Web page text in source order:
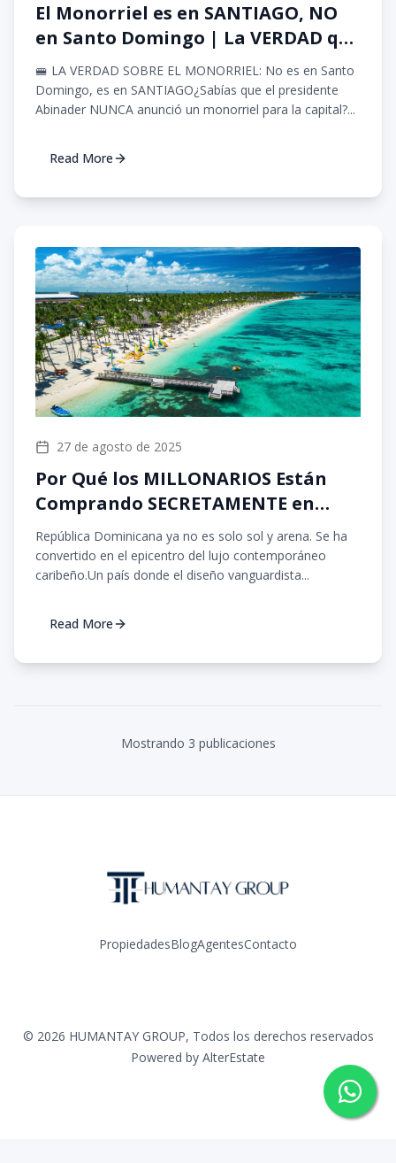
El Monorriel es en SANTIAGO, NO
en Santo Domingo | La VERDAD que
nadie te cuenta
🚝 LA VERDAD SOBRE EL MONORRIEL: No es en Santo
Domingo, es en SANTIAGO¿Sabías que el presidente
Abinader NUNCA anunció un monorriel para la capital?...
Read More
27 de agosto de 2025
Por Qué los MILLONARIOS Están
Comprando SECRETAMENTE en
República Dominicana
República Dominicana ya no es solo sol y arena. Se ha
convertido en el epicentro del lujo contemporáneo
caribeño.Un país donde el diseño vanguardista...
Read More
Mostrando 3 publicaciones
PropiedadesBlogAgentesContacto
© 2026 HUMANTAY GROUP, Todos los derechos reservados
Powered by AlterEstate